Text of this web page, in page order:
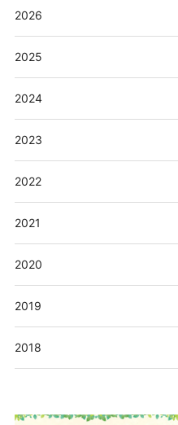
2026
2025
2024
2023
2022
2021
2020
2019
2018